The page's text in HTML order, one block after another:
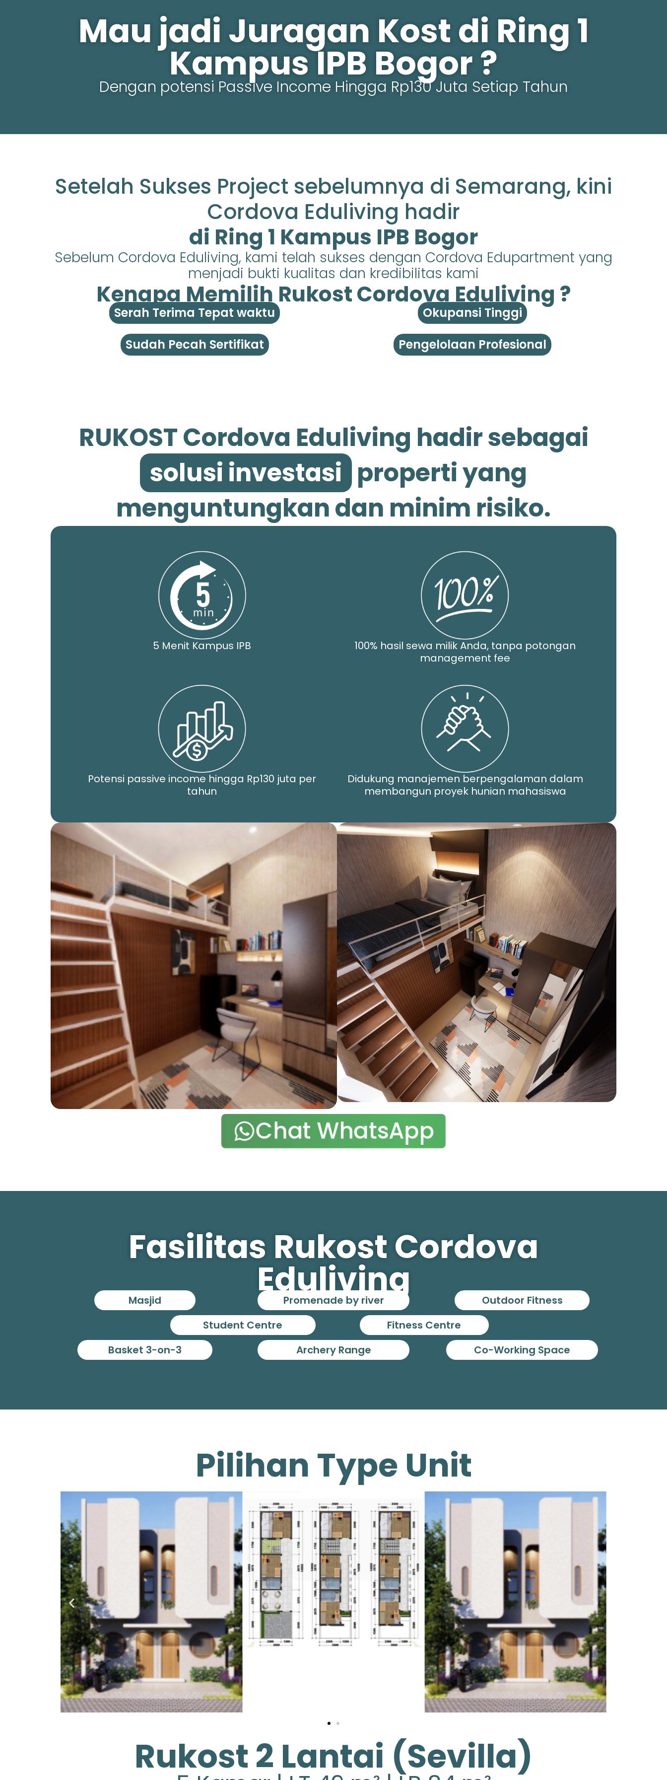
Mau jadi Juragan Kost di Ring 1
Kampus IPB Bogor ?
Dengan potensi Passive Income Hingga Rp130 Juta Setiap Tahun
Setelah Sukses Project sebelumnya di Semarang, kini
Cordova Eduliving hadir
di Ring 1 Kampus IPB Bogor
Sebelum Cordova Eduliving, kami telah sukses dengan Cordova Edupartment yang
menjadi bukti kualitas dan kredibilitas kami
Kenapa Memilih Rukost Cordova Eduliving ?
Serah Terima Tepat waktu
Okupansi Tinggi
Sudah Pecah Sertifikat
Pengelolaan Profesional
RUKOST Cordova Eduliving hadir sebagai
solusi investasi properti yang
menguntungkan dan minim risiko.
5 Menit Kampus IPB
100% hasil sewa milik Anda, tanpa potongan
management fee
Potensi passive income hingga Rp130 juta per
tahun
Didukung manajemen berpengalaman dalam
membangun proyek hunian mahasiswa
Chat WhatsApp
Fasilitas Rukost Cordova
Eduliving
Masjid Promenade by river
Outdoor Fitness
Student Centre
Fitness Centre
Basket 3-on-3
Archery Range Co-Working Space
Pilihan Type Unit
Rukost 2 Lantai (Sevilla)